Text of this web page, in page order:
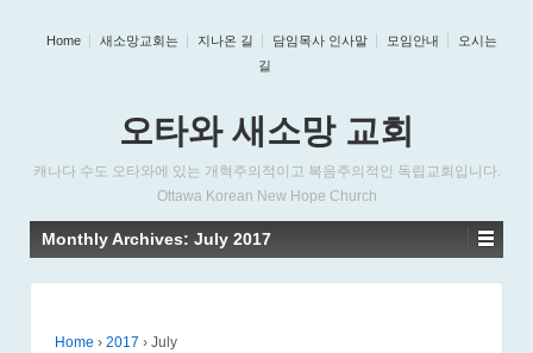
Home 새소망교회는 지나온 길 담임목사 인사말 모임안내
오시는
길
오타와 새소망 교회
캐나다 수도 오타와에 있는 개혁주의적이고 복음주의적인 독립교회입니다.
Ottawa Korean New Hope Church
Monthly Archives: July 2017
Home › 2017 › July